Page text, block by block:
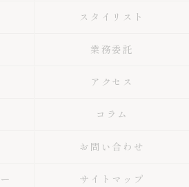
スタイリスト
業務委託
アクセス
コラム
お問い合わせ
サイトマップ